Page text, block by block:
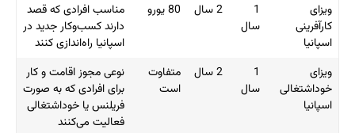
ویزای
کارآفرینی
اسپانیا
1
سال
2 سال 80 یورو
مناسب افرادی که قصد
دارند کسب‌وکار جدید در
اسپانیا راه‌اندازی کنند
ویزای
خوداشتغالی
اسپانیا
1
سال
2 سال
متفاوت
است
نوعی مجوز اقامت و کار
برای افرادی که به صورت
فریلنس یا خوداشتغالی
فعالیت می‌کنند